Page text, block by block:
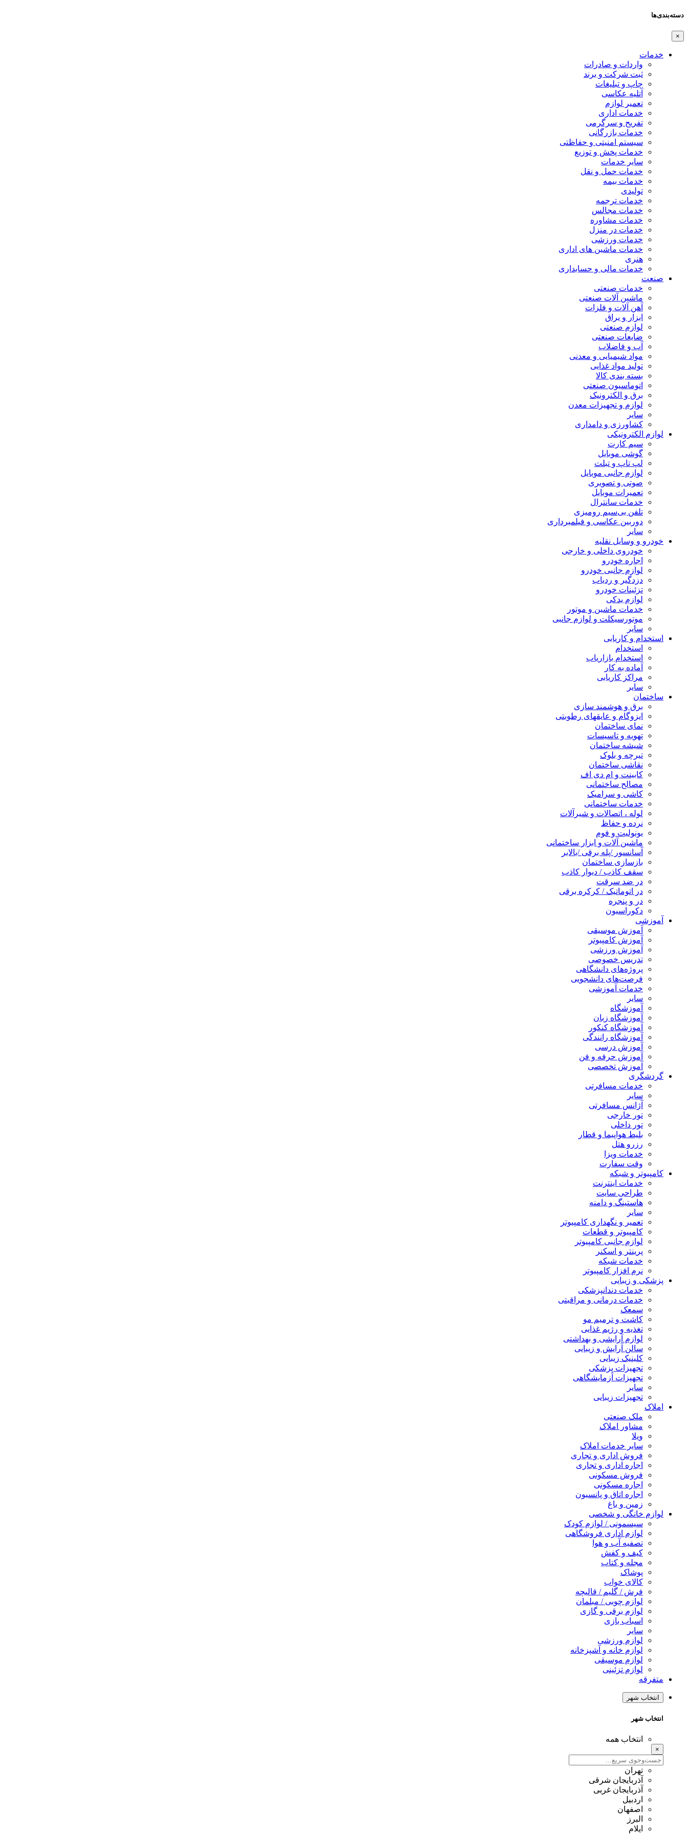
دسته‌بندی‌ها
×
خدمات
واردات و صادرات
ثبت شرکت و برند
چاپ و تبلیغات
آتلیه عکاسی
تعمیر لوازم
خدمات اداری
تفریح و سرگرمی
خدمات بازرگانی
سیستم امنیتی و حفاظتی
خدمات پخش و توزیع
سایر خدمات
خدمات حمل و نقل
خدمات بیمه
تولیدی
خدمات ترجمه
خدمات مجالس
خدمات مشاوره
خدمات در منزل
خدمات ورزشی
خدمات ماشین های اداری
هنری
خدمات مالی و حسابداری
صنعت
خدمات صنعتی
ماشین آلات صنعتی
آهن آلات و فلزات
ابزار و یراق
لوازم صنعتی
ضایعات صنعتی
آب و فاضلاب
مواد شیمیایی و معدنی
تولید مواد غذایی
بسته بندی کالا
اتوماسیون صنعتی
برق و الکترونیک
لوازم و تجهیزات معدن
سایر
کشاورزی و دامداری
لوازم الکترونیکی
سیم کارت
گوشی موبایل
لپ تاپ و تبلت
لوازم جانبی موبایل
صوتی و تصویری
تعمیرات موبایل
خدمات سانترال
تلفن بی‌سیم رومیزی
دوربین عکاسی و فیلمبرداری
سایر
خودرو و وسایل نقلیه
خودروی داخلی و خارجی
اجاره خودرو
لوازم جانبی خودرو
دزدگیر و ردیاب
تزئینات خودرو
لوازم یدکی
خدمات ماشین و موتور
موتورسیکلت و لوازم جانبی
سایر
استخدام و کاریابی
استخدام
استخدام بازاریاب
آماده به کار
مراکز کاریابی
سایر
ساختمان
برق و هوشمند سازی
ایزوگام و عایقهای رطوبتی
نمای ساختمان
تهویه و تاسیسات
شیشه ساختمان
تیرچه و بلوک
نقاشی ساختمان
کابینت و ام دی اف
مصالح ساختمانی
کاشی و سرامیک
خدمات ساختمانی
لوله ، اتصالات و شیرآلات
نرده و حفاظ
یونولیت و فوم
ماشین آلات و ابزار ساختمانی
آسانسور /پله برقی /بالابر
بازسازی ساختمان
سقف کاذب / دیوار کاذب
در ضد سرقت
در اتوماتیک / کرکره برقی
در و پنجره
دکوراسیون
آموزشی
آموزش موسیقی
آموزش کامپیوتر
آموزش ورزشی
تدریس خصوصی
پروژه‌های دانشگاهی
فرصت‌های دانشجویی
خدمات آموزشی
سایر
آموزشگاه
آموزشگاه زبان
آموزشگاه کنکور
آموزشگاه رانندگی
آموزش درسی
آموزش حرفه و فن
آموزش تخصصی
گردشگری
خدمات مسافرتی
سایر
آژانس مسافرتی
تور خارجی
تور داخلی
بلیط هواپیما و قطار
رزرو هتل
خدمات ویزا
وقت سفارت
کامپیوتر و شبکه
خدمات اینترنت
طراحی سایت
هاستینگ و دامنه
سایر
تعمیر و نگهداری کامپیوتر
کامپیوتر و قطعات
لوازم جانبی کامپیوتر
پرینتر و اسکنر
خدمات شبکه
نرم افزار کامپیوتر
پزشکی و زیبایی
خدمات دندانپزشکی
خدمات درمانی و مراقبتی
سمعک
کاشت و ترمیم مو
تغذیه و رژیم غذایی
لوازم آرایشی و بهداشتی
سالن آرایش و زیبایی
کلینیک زیبایی
تجهیزات پزشکی
تجهیزات آزمایشگاهی
سایر
تجهیزات زیبایی
املاک
ملک صنعتی
مشاور املاک
ویلا
سایر خدمات املاک
فروش اداری و تجاری
اجاره اداری و تجاری
فروش مسکونی
اجاره مسکونی
اجاره اتاق و پانسیون
زمین و باغ
لوازم خانگی و شخصی
سیسمونی / لوازم کودک
لوازم اداری فروشگاهی
تصفیه آب و هوا
کیف و کفش
مجله و کتاب
پوشاک
کالای خواب
فرش / گلیم / قالیچه
لوازم چوبی / مبلمان
لوازم برقی و گازی
اسباب بازی
سایر
لوازم ورزشی
لوازم خانه و آشپزخانه
لوازم موسیقی
لوازم تزئینی
متفرقه
انتخاب شهر
انتخاب شهر
انتخاب همه
×
تهران
آذربایجان شرقی
آذربایجان غربی
اردبیل
اصفهان
البرز
ایلام